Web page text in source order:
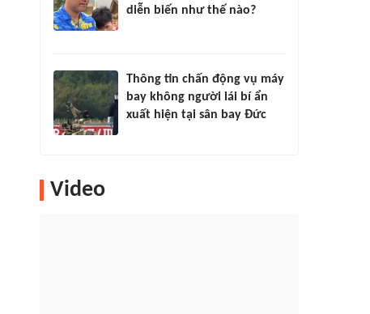
diễn biến như thế nào?
Thông tin chấn động vụ máy
bay không người lái bí ẩn
xuất hiện tại sân bay Đức
Video